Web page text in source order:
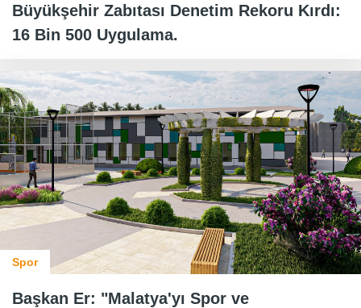
Büyükşehir Zabıtası Denetim Rekoru Kırdı:
16 Bin 500 Uygulama.
Spor
Başkan Er: "Malatya'yı Spor ve